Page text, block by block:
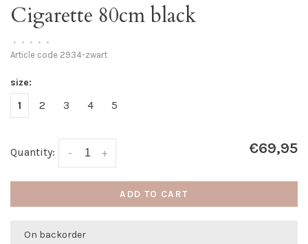
Cigarette 80cm black
• • • • •
Article code 2934-zwart
size:
1 2 3 4 5
Quantity: +
- €69,95
ADD TO CART
On backorder